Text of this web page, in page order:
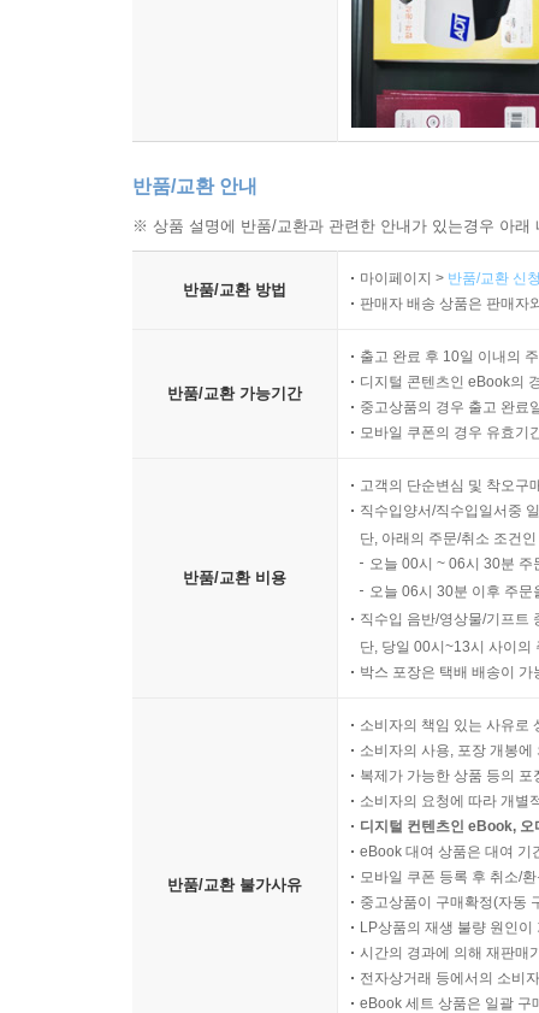
반품/교환 안내
※ 상품 설명에 반품/교환과 관련한 안내가 있는경우 아
반품/교환 방법
마이페이지 > 반품/교환 신
판매자 배송 상품은 판매자
반품/교환 가능기간
출고 완료 후 10일 이내의
디지털 콘텐츠인 eBook의
중고상품의 경우 출고 완료
모바일 쿠폰의 경우 유효기
반품/교환 비용
고객의 단순변심 및 착오구
직수입양서/직수입일서중
단, 아래의 주문/취소 조건
오늘 00시 ~ 06시 30분
오늘 06시 30분 이후 주
직수입 음반/영상물/기프트
단, 당일 00시~13시 사이의
박스 포장은 택배 배송이
반품/교환 불가사유
소비자의 책임 있는 사유로
소비자의 사용, 포장 개봉
복제가 가능한 상품 등의
소비자의 요청에 따라 개별
디지털 컨텐츠인 eBook,
eBook 대여 상품은 대여 기
모바일 쿠폰 등록 후 취소/
중고상품이 구매확정(자동
LP상품의 재생 불량 원인
시간의 경과에 의해 재판매
전자상거래 등에서의 소비
eBook 세트 상품은 일괄 구